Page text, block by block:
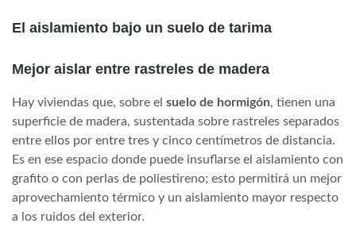
El aislamiento bajo un suelo de tarima
Mejor aislar entre rastreles de madera
Hay viviendas que, sobre el suelo de hormigón, tienen una
superficie de madera, sustentada sobre rastreles separados
entre ellos por entre tres y cinco centímetros de distancia.
Es en ese espacio donde puede insuflarse el aislamiento con
grafito o con perlas de poliestireno; esto permitirá un mejor
aprovechamiento térmico y un aislamiento mayor respecto
a los ruidos del exterior.